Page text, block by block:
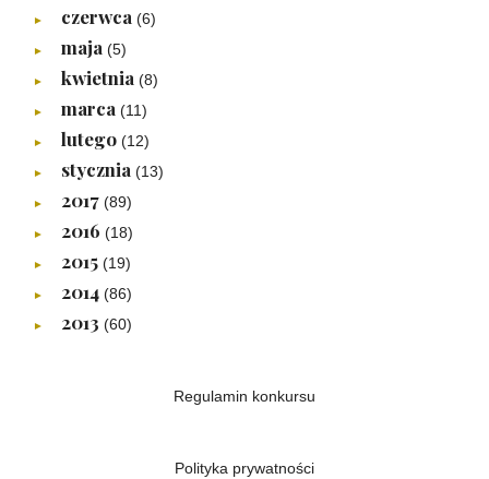
► czerwca (6)
► maja (5)
► kwietnia (8)
► marca (11)
► lutego (12)
► stycznia (13)
► 2017 (89)
► 2016 (18)
► 2015 (19)
► 2014 (86)
► 2013 (60)
Regulamin konkursu
Polityka prywatności